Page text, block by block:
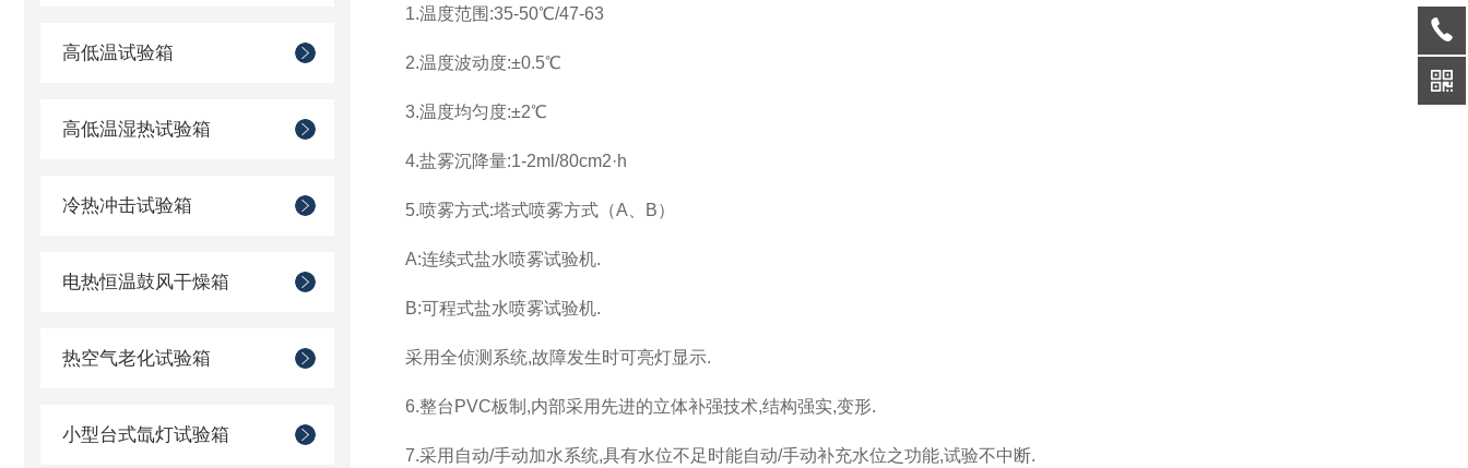
高低温试验箱
高低温湿热试验箱
冷热冲击试验箱
电热恒温鼓风干燥箱
热空气老化试验箱
小型台式氙灯试验箱
1.温度范围:35-50℃/47-63
2.温度波动度:±0.5℃
3.温度均匀度:±2℃
4.盐雾沉降量:1-2ml/80cm2·h
5.喷雾方式:塔式喷雾方式（A、B）
A:连续式盐水喷雾试验机.
B:可程式盐水喷雾试验机.
采用全侦测系统,故障发生时可亮灯显示.
6.整台PVC板制,内部采用先进的立体补强技术,结构强实,变形.
7.采用自动/手动加水系统,具有水位不足时能自动/手动补充水位之功能,试验不中断.